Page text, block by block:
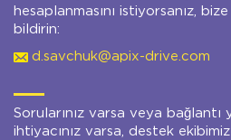
hesaplanmasını istiyorsanız,
bildirin:
d.savchuk@apix-drive.com
Sorularınız varsa veya bağlantı
ihtiyacınız varsa, destek